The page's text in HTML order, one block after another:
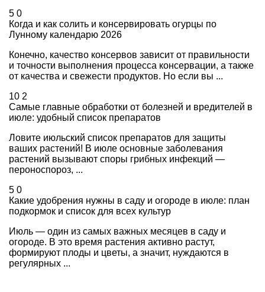
5 0
Когда и как солить и консервировать огурцы по
Лунному календарю 2026
Конечно, качество консервов зависит от правильности
и точности выполнения процесса консервации, а также
от качества и свежести продуктов. Но если вы ...
10 2
Самые главные обработки от болезней и вредителей в
июле: удобный список препаратов
Ловите июльский список препаратов для защиты
ваших растений! В июле основные заболевания
растений вызывают споры грибных инфекций —
пероноспороз, ...
5 0
Какие удобрения нужны в саду и огороде в июле: план
подкормок и список для всех культур
Июль — один из самых важных месяцев в саду и
огороде. В это время растения активно растут,
формируют плоды и цветы, а значит, нуждаются в
регулярных ...